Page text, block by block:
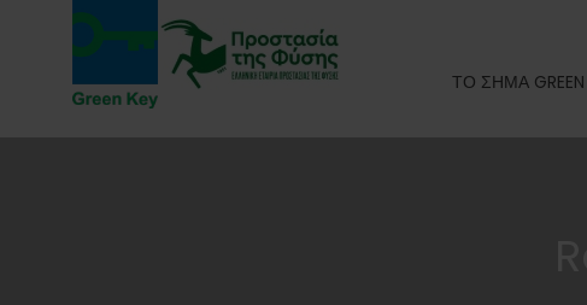
ΤΟ ΣΗΜΑ GREEN